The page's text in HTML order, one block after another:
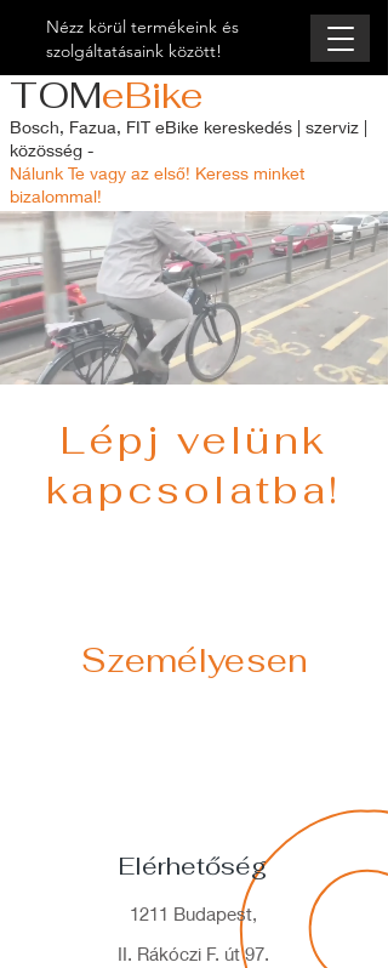
Nézz körül termékeink és
szolgáltatásaink között!
TOMeBike
Bosch, Fazua, FIT eBike kereskedés | szerviz |
közösség -
Nálunk Te vagy az első! Keress minket
bizalommal!
Lépj velünk
kapcsolatba!
Személyesen
Elérhetőség
1211 Budapest,
II. Rákóczi F. út 97.